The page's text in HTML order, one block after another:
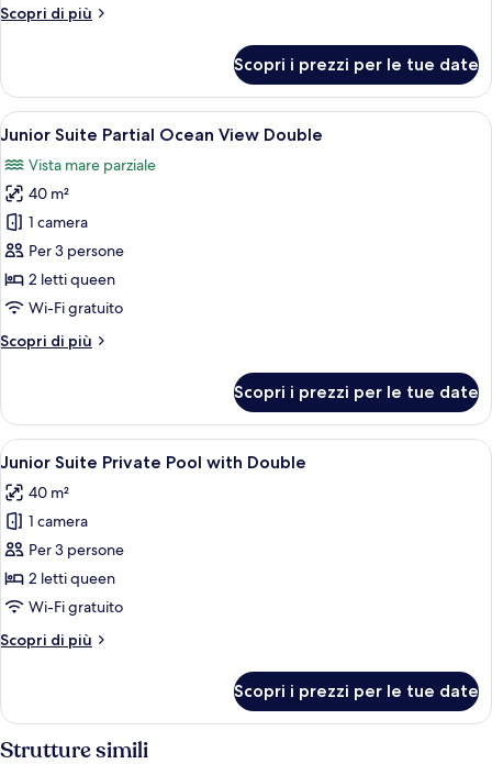
Double
Scopri di più
Altri
Suite
Tropical
View
Scopri i prezzi per le tue date
Apri
tutte
le
foto
per
Junior
Suite
Partial
View
Un balcone con mobili in vimini,
4
Junior Suite Partial Ocean View Double
Vista mare parziale
40 m²
1 camera
Per 3 persone
2 letti queen
Wi-Fi gratuito
Scopri di più
Altri
Suite
Partial
Ocean
Double
Scopri i prezzi per le tue date
Apri
tutte
le
foto
per
Junior
Suite
Pool
Area piscina con due lettini, un
6
Junior Suite Private Pool with Double
40 m²
1 camera
Per 3 persone
2 letti queen
Wi-Fi gratuito
Scopri di più
Altri
Suite
Pool
Scopri i prezzi per le tue date
Strutture simili